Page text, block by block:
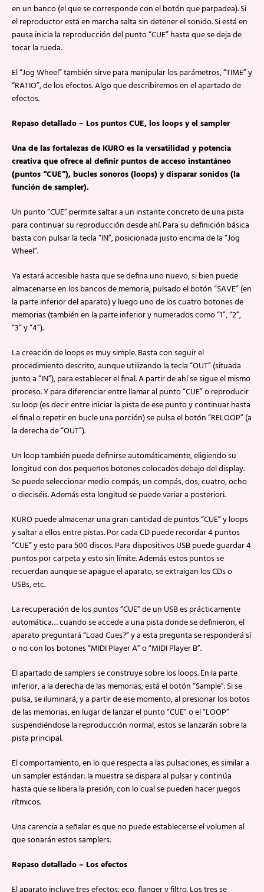
en un banco (el que se corresponde con el botón que parpadea). Si
el reproductor está en marcha salta sin detener el sonido. Si está en
pausa inicia la reproducción del punto “CUE” hasta que se deja de
tocar la rueda.
El “Jog Wheel” también sirve para manipular los parámetros, “TIME” y
“RATIO”, de los efectos. Algo que describiremos en el apartado de
efectos.
Repaso detallado – Los puntos CUE, los loops y el sampler
Una de las fortalezas de KURO es la versatilidad y potencia
creativa que ofrece al definir puntos de acceso instantáneo
(puntos “CUE”), bucles sonoros (loops) y disparar sonidos (la
función de sampler).
Un punto “CUE” permite saltar a un instante concreto de una pista
para continuar su reproducción desde ahí. Para su definición básica
basta con pulsar la tecla “IN”, posicionada justo encima de la “Jog
Wheel”.
Ya estará accesible hasta que se defina uno nuevo, si bien puede
almacenarse en los bancos de memoria, pulsado el botón “SAVE” (en
la parte inferior del aparato) y luego uno de los cuatro botones de
memorias (también en la parte inferior y numerados como “1”, “2”,
“3” y “4”).
La creación de loops es muy simple. Basta con seguir el
procedimiento descrito, aunque utilizando la tecla “OUT” (situada
junto a “IN”), para establecer el final. A partir de ahí se sigue el mismo
proceso. Y para diferenciar entre llamar al punto “CUE” o reproducir
su loop (es decir entre iniciar la pista de ese punto y continuar hasta
el final o repetir en bucle una porción) se pulsa el botón “RELOOP” (a
la derecha de “OUT”).
Un loop también puede definirse automáticamente, eligiendo su
longitud con dos pequeños botones colocados debajo del display.
Se puede seleccionar medio compás, un compás, dos, cuatro, ocho
o dieciséis. Además esta longitud se puede variar a posteriori.
KURO puede almacenar una gran cantidad de puntos “CUE” y loops
y saltar a ellos entre pistas. Por cada CD puede recordar 4 puntos
“CUE” y esto para 500 discos. Para dispositivos USB puede guardar 4
puntos por carpeta y esto sin límite. Además estos puntos se
recuerdan aunque se apague el aparato, se extraigan los CDs o
USBs, etc.
La recuperación de los puntos “CUE” de un USB es prácticamente
automática… cuando se accede a una pista donde se definieron, el
aparato preguntará “Load Cues?” y a esta pregunta se responderá sí
o no con los botones “MIDI Player A” o “MIDI Player B”.
El apartado de samplers se construye sobre los loops. En la parte
inferior, a la derecha de las memorias, está el botón “Sample”. Si se
pulsa, se iluminará, y a partir de ese momento, al presionar los botos
de las memorias, en lugar de lanzar el punto “CUE” o el “LOOP”
suspendiéndose la reproducción normal, estos se lanzarán sobre la
pista principal.
El comportamiento, en lo que respecta a las pulsaciones, es similar a
un sampler estándar: la muestra se dispara al pulsar y continúa
hasta que se libera la presión, con lo cual se pueden hacer juegos
rítmicos.
Una carencia a señalar es que no puede establecerse el volumen al
que sonarán estos samplers.
Repaso detallado – Los efectos